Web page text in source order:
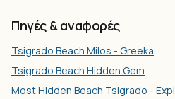
Πηγές & αναφορές
Tsigrado Beach Milos - Greeka
Tsigrado Beach Hidden Gem
Most Hidden Beach Tsigrado -